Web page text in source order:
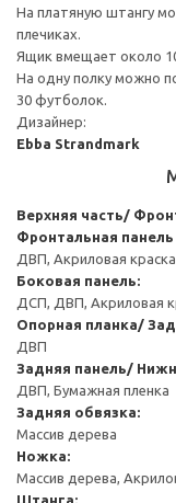
На платяную штангу
плечиках.
Ящик вмещает около
На одну полку можно
30 футболок.
Дизайнер:
Ebba Strandmark
Верхняя часть/
Фронтальная
ДВП, Акриловая краска
Боковая панель:
ДСП, ДВП, Акриловая
Опорная планка/
ДВП
Задняя панель/
ДВП, Бумажная пленка
Задняя обвязка:
Массив дерева
Ножка:
Массив дерева,
Штанга: